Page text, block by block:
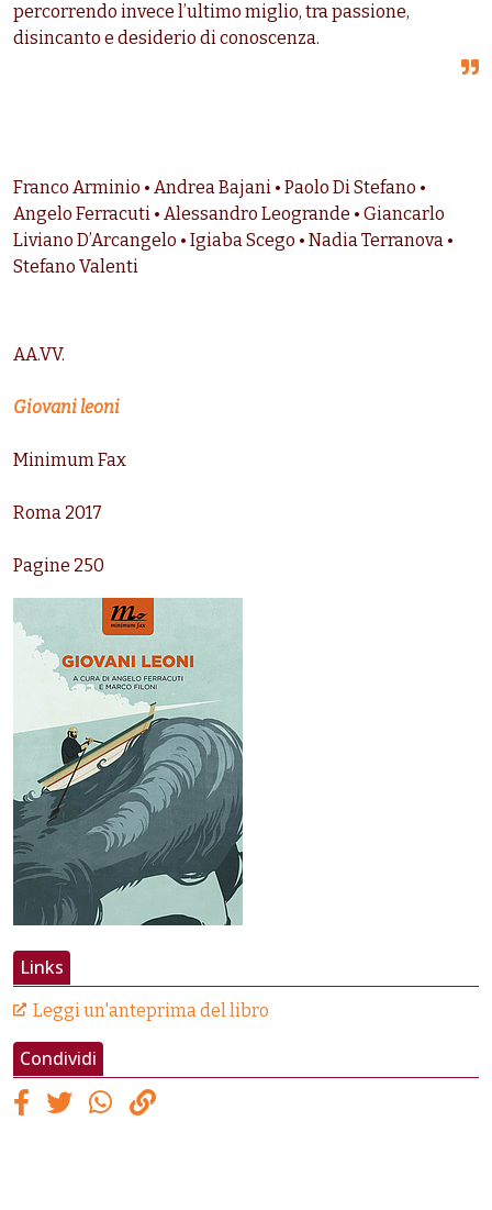
percorrendo invece l’ultimo miglio, tra passione,
disincanto e desiderio di conoscenza.
Franco Arminio • Andrea Bajani • Paolo Di Stefano •
Angelo Ferracuti • Alessandro Leogrande • Giancarlo
Liviano D’Arcangelo • Igiaba Scego • Nadia Terranova •
Stefano Valenti
AA.VV.
Giovani leoni
Minimum Fax
Roma 2017
Pagine 250
Links
Leggi un'anteprima del libro
Condividi